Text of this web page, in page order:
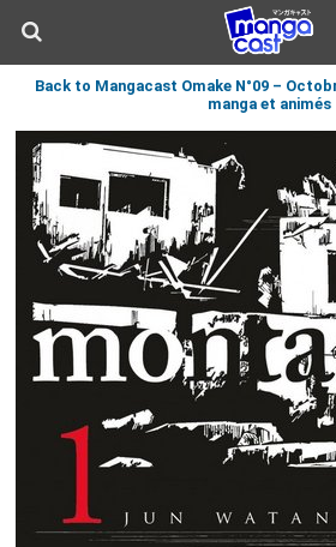
Back to Mangacast Omake N°09 –
manga et animés